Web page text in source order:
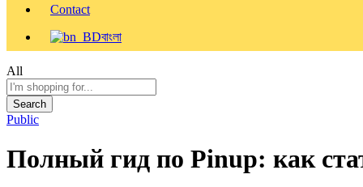
Contact
বাংলা
All
Search
Public
Полный гид по Pinup: как